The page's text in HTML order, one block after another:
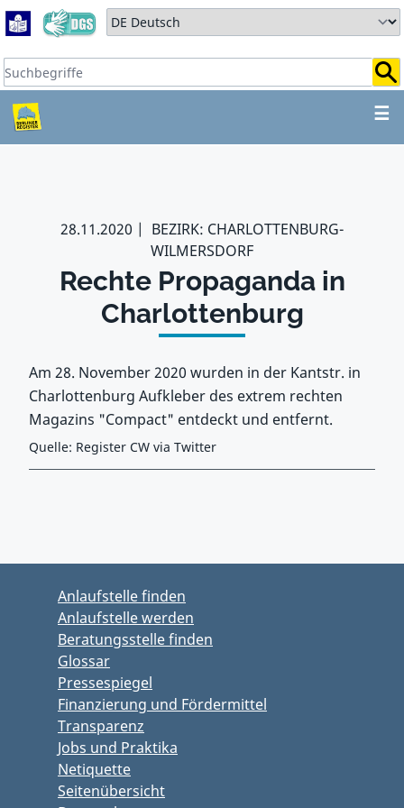
Zum Hauptbereich springen
Zum Hauptmenü springen
Sprache auswählen:
Suchbegriffe:
☰
ZUM HAUPTBEREICH
28.11.2020
BEZIRK: CHARLOTTENBURG-
WILMERSDORF
Rechte Propaganda in
Charlottenburg
Am 28. November 2020 wurden in der Kantstr. in
Charlottenburg Aufkleber des extrem rechten
Magazins "Compact" entdeckt und entfernt.
Quelle: Register CW via Twitter
Anlaufstelle finden
Anlaufstelle werden
Beratungsstelle finden
Glossar
Pressespiegel
Finanzierung und Fördermittel
Transparenz
Jobs und Praktika
Netiquette
Seitenübersicht